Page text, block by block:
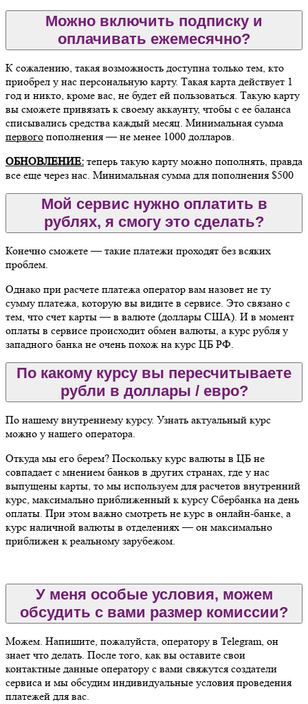
Можно включить подписку и
оплачивать ежемесячно?
К сожалению, такая возможность доступна только тем, кто
приобрел у нас персональную карту. Такая карта действует 1
год и никто, кроме вас, не будет ей пользоваться. Такую карту
вы сможете привязать к своему аккаунту, чтобы с ее баланса
списывались средства каждый месяц. Минимальная сумма
первого пополнения — не менее 1000 долларов.
ОБНОВЛЕНИЕ: теперь такую карту можно пополнять, правда
все еще через нас. Минимальная сумма для пополнения $500
Мой сервис нужно оплатить в
рублях, я смогу это сделать?
Конечно сможете — такие платежи проходят без всяких
проблем.
Однако при расчете платежа оператор вам назовет не ту
сумму платежа, которую вы видите в сервисе. Это связано с
тем, что счет карты — в валюте (доллары США). И в момент
оплаты в сервисе происходит обмен валюты, а курс рубля у
западного банка не очень похож на курс ЦБ РФ.
По какому курсу вы пересчитываете
рубли в доллары / евро?
По нашему внутреннему курсу. Узнать актуальный курс
можно у нашего оператора.
Откуда мы его берем? Поскольку курс валюты в ЦБ не
совпадает с мнением банков в других странах, где у нас
выпущены карты, то мы используем для расчетов внутренний
курс, максимально приближенный к курсу Сбербанка на день
оплаты. При этом важно смотреть не курс в онлайн-банке, а
курс наличной валюты в отделениях — он максимально
приближен к реальному зарубежом.
У меня особые условия, можем
обсудить с вами размер комиссии?
Можем. Напишите, пожалуйста, оператору в Telegram, он
знает что делать. После того, как вы оставите свои
контактные данные оператору с вами свяжутся создатели
сервиса и мы обсудим индивидуальные условия проведения
платежей для вас.